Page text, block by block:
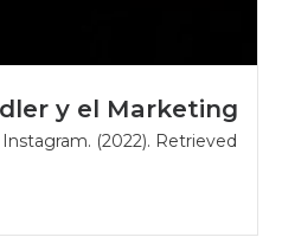
y el Marketing
(2022). Retrieved